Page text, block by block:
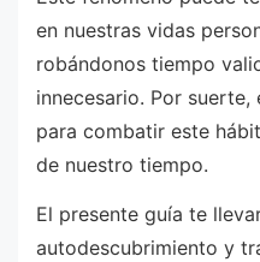
en nuestras vidas
robándonos tiempo
innecesario. Por
para combatir este
de nuestro tiempo.
El presente guía te
autodescubrimiento y